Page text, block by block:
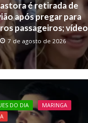
é retirada de
após pregar para
passageiros; vídeo
7 de agosto de 2026
DO DIA
MARINGA